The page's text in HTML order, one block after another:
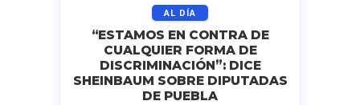
AL DÍA
“ESTAMOS EN CONTRA DE
CUALQUIER FORMA DE
DISCRIMINACIÓN”: DICE
SHEINBAUM SOBRE DIPUTADAS
DE PUEBLA